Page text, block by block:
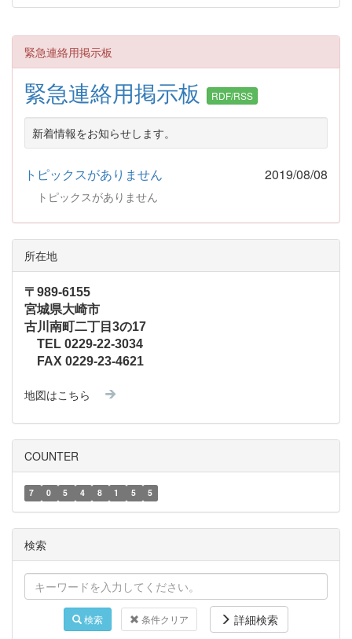
緊急連絡用掲示板
緊急連絡用掲示板 RDF/RSS
新着情報をお知らせします。
トピックスがありません 2019/08/08
トピックスがありません
所在地
〒989-6155
宮城県大崎市
古川南町二丁目3の17
TEL 0229-22-3034
FAX 0229-23-4621
地図はこちら
COUNTER
7 0 5 4 8 1 5 5
検索
検索 条件クリア 詳細検索